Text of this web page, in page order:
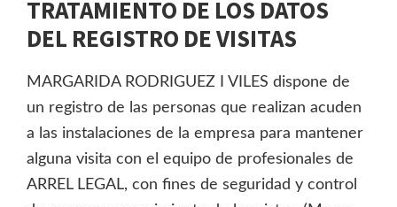
TRATAMIENTO DE LOS DATOS
DEL REGISTRO DE VISITAS
MARGARIDA RODRIGUEZ I VILES dispone de
un registro de las personas que realizan acuden
a las instalaciones de la empresa para mantener
alguna visita con el equipo de profesionales de
ARREL LEGAL, con fines de seguridad y control